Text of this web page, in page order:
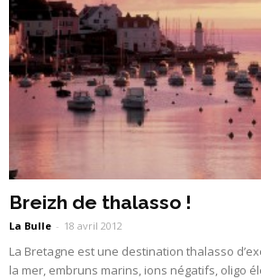
Breizh de thalasso !
La Bulle - 18 avril 2012
La Bretagne est une destination thalasso
la mer, embruns marins, ions négatifs, oligo